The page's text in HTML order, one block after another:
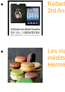
3rd
Les
Hermé